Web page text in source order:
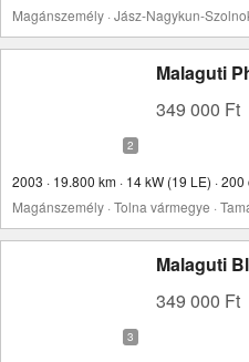
Magánszemély · Jász-Nagykun-
Malaguti
349 000 Ft
2003 · 19.800 km · 14 kW (19 LE) · 200
Magánszemély · Tolna vármegye ·
Malaguti
349 000 Ft